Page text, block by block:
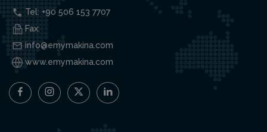
Tel: +90 506 153 7707
Fax:
info@emymakina.com
www.emymakina.com